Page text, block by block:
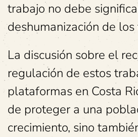
trabajo no debe
deshumanización de
La discusión sobre el
regulación de estos
plataformas en Costa
de proteger a una
crecimiento, sino